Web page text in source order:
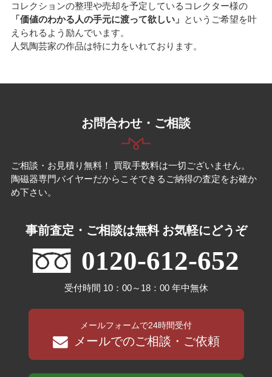
コレクションの整理や売却を予定しているコレクター様の
「価値のわかる人の手元に渡って欲しい」 というご希望を叶
えられるよう励んでいます。
人気陶芸家の作品は特に力をいれております。
お問合わせ・ご相談
ご相談・お見積り無料！ 買取手数料は一切ございません。
陶磁器専門バイヤーだからこそできるご納得の査定をお確か
め下さい。
事前査定・ご相談は無料 お気軽にどうぞ
0120-612-652
受付時間 10：00～18：00 年中無休
メールフォームで24時間受付
メールでのご相談・ご依頼